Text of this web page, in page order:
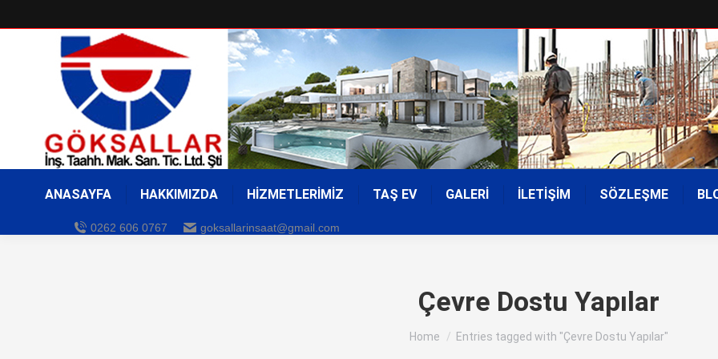
ANASAYFA HAKKIMIZDA HİZMETLERİMİZ TAŞ EV GALERİ İLETİŞİM SÖZLEŞME
0262 606 0767 goksallarinsaat@gmail.com
Çevre Dostu Yapılar
You are here:
Home Entries tagged with "Çevre Dostu Yapılar"